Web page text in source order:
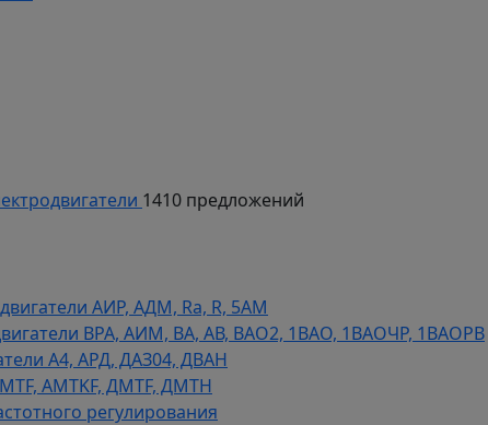
1410 предложений
АИР, АДМ, Ra, R, 5AM
ВРА, АИМ, ВА, АВ, ВАO2, 1ВАО, 1ВАОЧР, 1ВАОРВ
A4, АРД, ДАЗ04, ДВАН
AMTKF, ДMTF, ДМТН
регулирования